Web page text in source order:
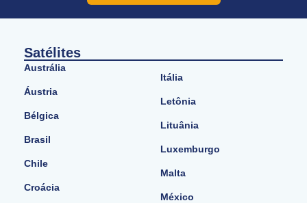
Satélites
Austrália
Áustria
Bélgica
Brasil
Chile
Croácia
Itália
Letônia
Lituânia
Luxemburgo
Malta
México